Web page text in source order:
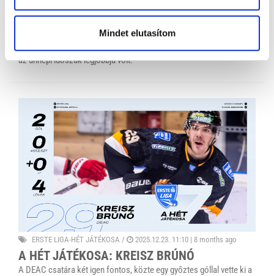
Mindet elutasítom
A HÉT JÁTÉKOSA: RAJNA MIKLÓS
Az elmúlt időszakban az UTE rutinos kapusa, Rajna Miklós
bravúros védéseivel kiérdemelte a Hét játékosa címet - sőt, inkább
az ünnepi időszak legjobbja volt.
ERSTE LIGA-HÉT JÁTÉKOSA / 2025.12.23. 11:10 | 8 months ago
A HÉT JÁTÉKOSA: KREISZ BRÚNÓ
A DEAC csatára két igen fontos, közte egy győztes góllal vette ki a